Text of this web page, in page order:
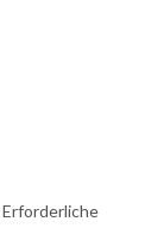
Erforderliche